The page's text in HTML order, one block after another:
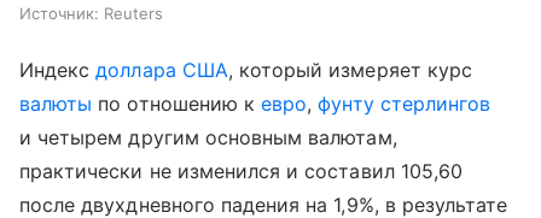
Источник: Reuters
Индексдоллара США, который измеряет курс
валюты по отношению кевро,фунту стерлингов
и четырем другим основным валютам,
практически не изменился и составил 105,60
после двухдневного падения на 1,9%, в результате